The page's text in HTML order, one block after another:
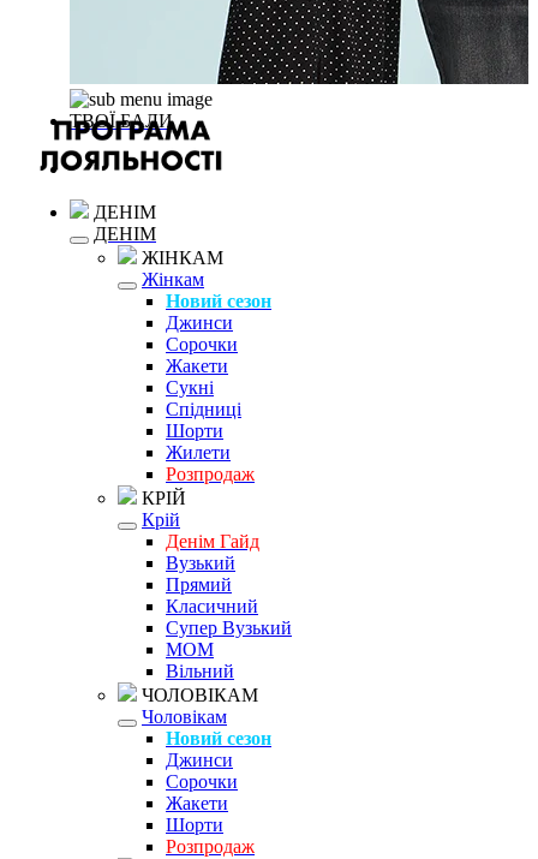
ТВОЇ БАЛИ
ДЕНІМ
ДЕНІМ
ЖІНКАМ
Жінкам
Новий сезон
Джинси
Сорочки
Жакети
Сукні
Спідниці
Шорти
Жилети
Розпродаж
КРІЙ
Крій
Денім Гайд
Вузький
Прямий
Класичний
Супер Вузький
MOM
Вільний
ЧОЛОВІКАМ
Чоловікам
Новий сезон
Джинси
Сорочки
Жакети
Шорти
Розпродаж